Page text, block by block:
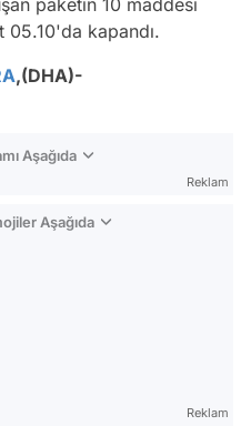
paketin 10 maddesi
kapandı.
,(DHA)-
Aşağıda
Reklam
Aşağıda
Reklam